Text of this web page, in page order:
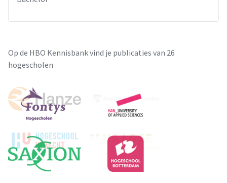
Op de HBO Kennisbank vind je publicaties van 26
hogescholen